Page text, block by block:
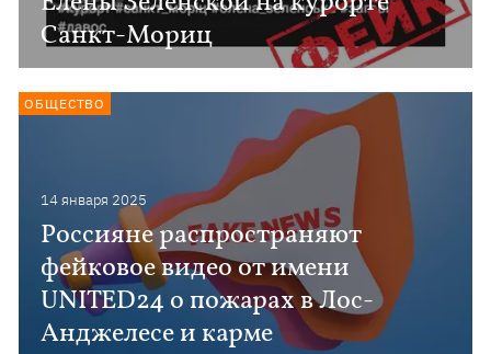
Санкт-Мориц
14 января 2025
Россияне распространяют
фейковое видео от имени
UNITED24 о пожарах в Лос-
Анджелесе и карме
ОБЩЕСТВО